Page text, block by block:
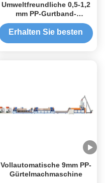
Umweltfreundliche 0,5-1,2
mm PP-Gurtband-
Fertigungsmaschine
400/500/600 Kgs/h mit PLC
Erhalten Sie besten
Vollautomatische 9mm PP-
Gürtelmachmaschine